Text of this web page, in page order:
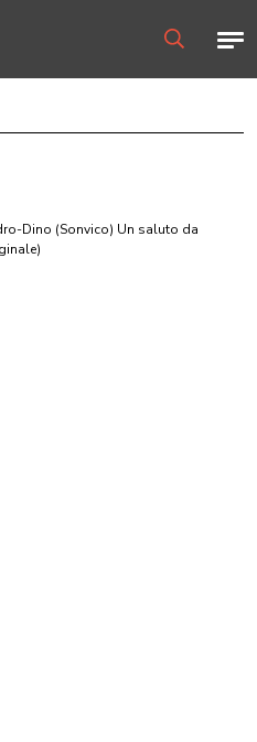
Dino (Sonvico) Un saluto da